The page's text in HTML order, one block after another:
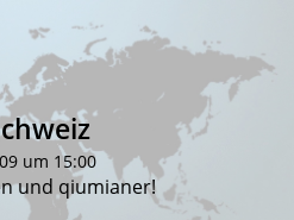
um 15:00
und qiumianer!